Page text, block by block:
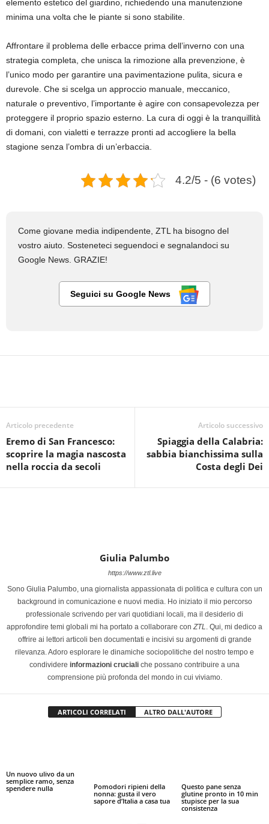
elemento estetico del giardino, richiedendo una manutenzione
minima una volta che le piante si sono stabilite.
Affrontare il problema delle erbacce prima dell’inverno con una
strategia completa, che unisca la rimozione alla prevenzione, è
l’unico modo per garantire una pavimentazione pulita, sicura e
durevole. Che si scelga un approccio manuale, meccanico,
naturale o preventivo, l’importante è agire con consapevolezza per
proteggere il proprio spazio esterno. La cura di oggi è la tranquillità
di domani, con vialetti e terrazze pronti ad accogliere la bella
stagione senza l’ombra di un’erbaccia.
4.2/5 - (6 votes)
Come giovane media indipendente, ZTL ha bisogno del
vostro aiuto. Sosteneteci seguendoci e segnalandoci su
Google News. GRAZIE!
Seguici su Google News
Articolo precedente
Eremo di San Francesco:
scoprire la magia nascosta
nella roccia da secoli
Articolo successivo
Spiaggia della Calabria:
sabbia bianchissima sulla
Costa degli Dei
Giulia Palumbo
https://www.ztl.live
Sono Giulia Palumbo, una giornalista appassionata di politica e cultura con un
background in comunicazione e nuovi media. Ho iniziato il mio percorso
professionale scrivendo per vari quotidiani locali, ma il desiderio di
approfondire temi globali mi ha portato a collaborare conZTL. Qui, mi dedico a
offrire ai lettori articoli ben documentati e incisivi su argomenti di grande
rilevanza. Adoro esplorare le dinamiche sociopolitiche del nostro tempo e
condividere informazioni cruciali che possano contribuire a una
comprensione più profonda del mondo in cui viviamo.
ARTICOLI CORRELATI ALTRO DALL'AUTORE
Un nuovo ulivo da un
semplice ramo, senza
spendere nulla
Pomodori ripieni della
nonna: gusta il vero
sapore d’Italia a casa tua
Questo pane senza
glutine pronto in 10 min
stupisce per la sua
consistenza